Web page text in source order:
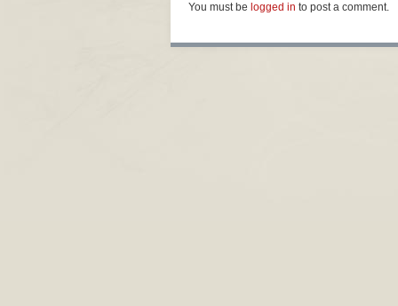
You must be logged in to post a comment.